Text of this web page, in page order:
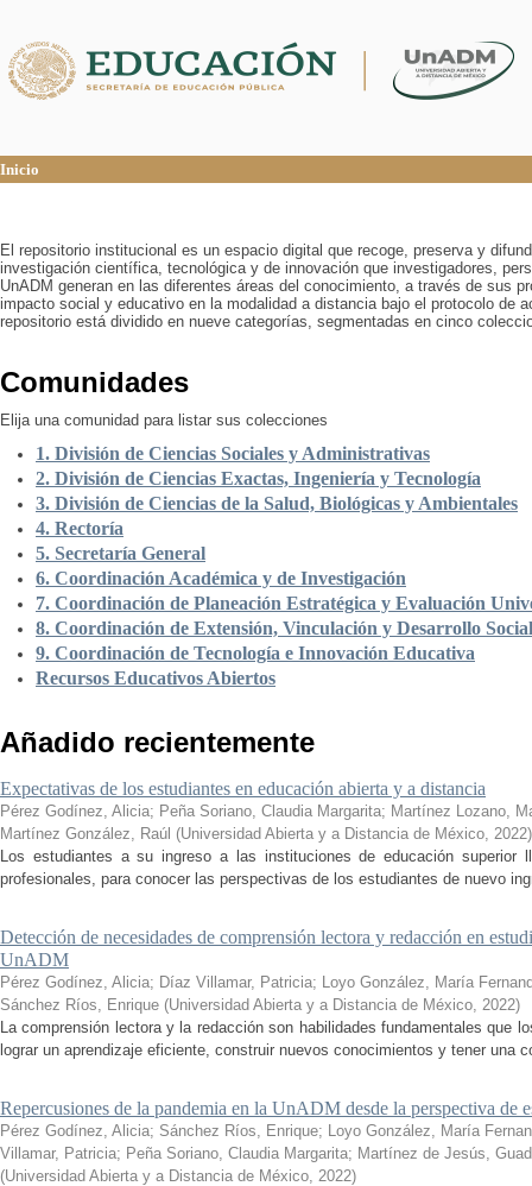
Inicio
El repositorio institucional es un espacio digital que recoge, preserva y
investigación científica, tecnológica y de innovación que investigadores,
UnADM generan en las diferentes áreas del conocimiento, a través de sus
impacto social y educativo en la modalidad a distancia bajo el protocolo de
repositorio está dividido en nueve categorías, segmentadas en cinco
Comunidades
Elija una comunidad para listar sus colecciones
1. División de Ciencias Sociales y Administrativas
2. División de Ciencias Exactas, Ingeniería y Tecnología
3. División de Ciencias de la Salud, Biológicas y Ambientales
4. Rectoría
5. Secretaría General
6. Coordinación Académica y de Investigación
7. Coordinación de Planeación Estratégica y Evaluación
8. Coordinación de Extensión, Vinculación y Desarrollo Social
9. Coordinación de Tecnología e Innovación Educativa
Recursos Educativos Abiertos
Añadido recientemente
Expectativas de los estudiantes en educación abierta y a distancia
Pérez Godínez, Alicia; Peña Soriano, Claudia Margarita; Martínez Lozano,
Martínez González, Raúl (Universidad Abierta y a Distancia de México, 2022)
Los estudiantes a su ingreso a las instituciones de educación superior
profesionales, para conocer las perspectivas de los estudiantes de nuevo
Detección de necesidades de comprensión lectora y redacción en
UnADM
Pérez Godínez, Alicia; Díaz Villamar, Patricia; Loyo González, María
Sánchez Ríos, Enrique (Universidad Abierta y a Distancia de México, 2022)
La comprensión lectora y la redacción son habilidades fundamentales que
lograr un aprendizaje eficiente, construir nuevos conocimientos y tener una
Repercusiones de la pandemia en la UnADM desde la perspectiva de
Pérez Godínez, Alicia; Sánchez Ríos, Enrique; Loyo González, María
Villamar, Patricia; Peña Soriano, Claudia Margarita; Martínez de Jesús,
(Universidad Abierta y a Distancia de México, 2022)